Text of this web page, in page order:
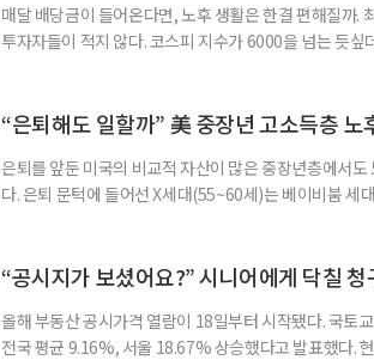
매달 배당금이 들어온다면, 노후 생활은 한결 편해질까.
투자자들이 적지 않다. 코스피 지수가 6000을 넘는 듯
에서도 월배당 커버드콜 ETF는 은퇴자와 은퇴를 앞둔 이
“은퇴해도 일할까” 美 중장년 고소득층 노
은퇴를 앞둔 미국의 비교적 자산이 많은 중장년층에서
다. 은퇴 문턱에 들어선 X세대(55~60세)는 베이비붐 세
고 있다는 뜻으로 읽힌다. 지난 1일 미국의 은퇴보장 전문
“공시지가 보셨어요?” 시니어에게 닥칠 청
올해 부동산 공시가격 열람이 18일부터 시작됐다. 국토
전국 평균 9.16%, 서울 18.67% 상승했다고 발표했다.